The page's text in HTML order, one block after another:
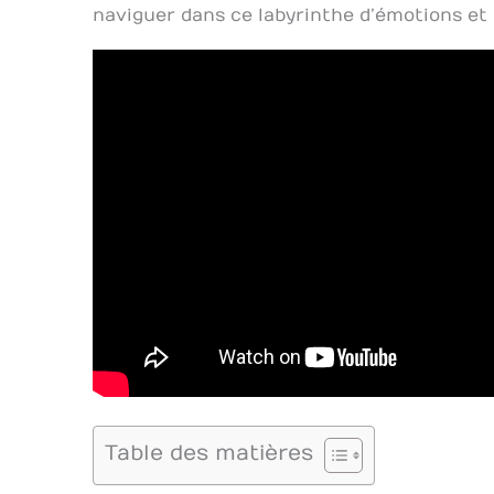
naviguer dans ce labyrinthe d’émotions
Table des matières